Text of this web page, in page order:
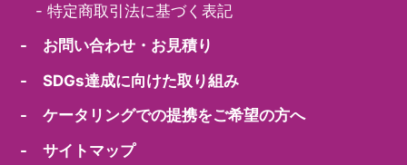
-特定商取引法に基づく表記
- お問い合わせ・お見積り
- SDGs達成に向けた取り組み
- ケータリングでの提携をご希望の方へ
- サイトマップ